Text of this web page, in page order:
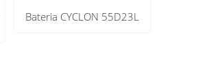
Bateria CYCLON 55D23L